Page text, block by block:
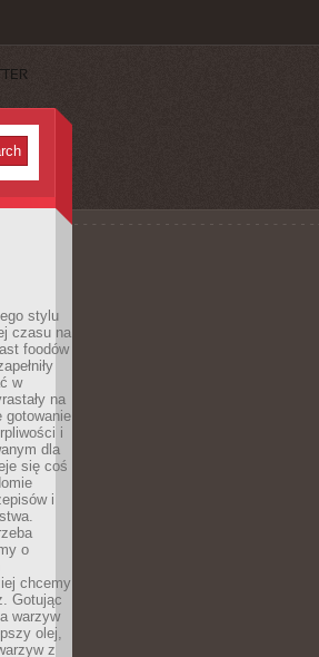
stylu
czasu na
foodów
w
na
gotowanie
i
dla
się coś
i
o
chcemy
Gotując
warzyw
olej,
z